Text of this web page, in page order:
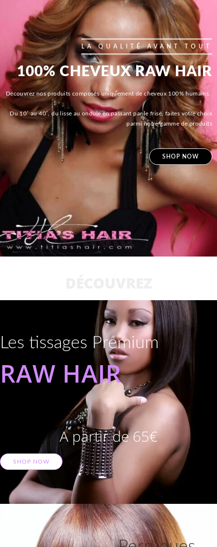
LA QUALITÉ AVANT TOUT
100% CHEVEUX RAW HAIR
Découvrez nos produits composés uniquement de cheveux 100% humains.
Du 10′ au 40′, du lisse au ondulé en passant par le frisé, faites votre choix
parmi notre gamme de produits
SHOP NOW
Les tissages Premium
RAW HAIR
A partir de 65€
SHOP NOW